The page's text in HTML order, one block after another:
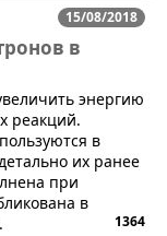
15/08/2018
в
энергию
реакций.
в
их ранее
при
в
1364